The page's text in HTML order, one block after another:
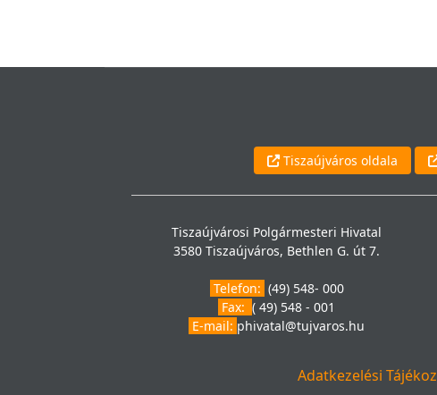
Tiszaújváros oldala
Tiszaújvárosi Polgármesteri Hivatal
3580 Tiszaújváros, Bethlen G. út 7.
Telefon: (49) 548- 000
Fax:( 49) 548 - 001
E-mail: phivatal@tujvaros.hu
Adatkezelési